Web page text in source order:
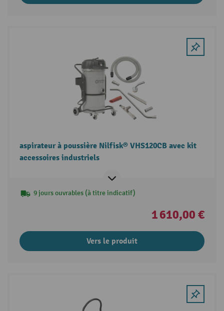
aspirateur à poussière Nilfisk® VHS120CB avec kit
accessoires industriels
9 jours ouvrables (à titre indicatif)
1 610,00 €
Vers le produit